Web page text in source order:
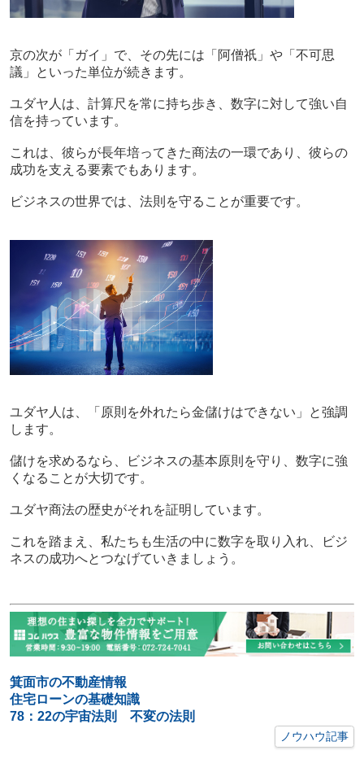
京の次が「ガイ」で、その先には「阿僧祇」や「不可思
議」といった単位が続きます。
ユダヤ人は、計算尺を常に持ち歩き、数字に対して強い自
信を持っています。
これは、彼らが長年培ってきた商法の一環であり、彼らの
成功を支える要素でもあります。
ビジネスの世界では、法則を守ることが重要です。
ユダヤ人は、「原則を外れたら金儲けはできない」と強調
します。
儲けを求めるなら、ビジネスの基本原則を守り、数字に強
くなることが大切です。
ユダヤ商法の歴史がそれを証明しています。
これを踏まえ、私たちも生活の中に数字を取り入れ、ビジ
ネスの成功へとつなげていきましょう。
箕面市の不動産情報
住宅ローンの基礎知識
78：22の宇宙法則 不変の法則
ノウハウ記事